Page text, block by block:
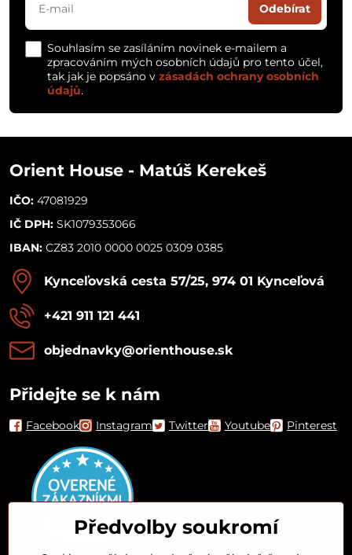
Odebírat
Souhlasím se zasíláním novinek e-mailem a
zpracováním mých osobních údajů pro tento účel,
tak jak je popsáno v zásadách ochrany osobních
údajů.
Orient House - Matúš Kerekeš
IČO: 47081929
IČ DPH: SK1079353066
IBAN: CZ83 2010 0000 0025 0309 0385
Kynceľovská cesta 57/25, 974 01 Kynceľová
+421 911 121 441
objednavky​@orienthouse​.sk
Přidejte se k nám
Facebook Instagram Twitter Youtube Pinterest
Předvolby soukromí